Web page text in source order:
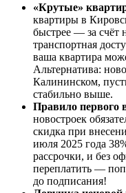
«Крутые»
квартиры в
быстрее — за счёт
транспортная
ваша квартира
Альтернатива:
Калининском,
стабильно выше.
Правило первого
новостроек
скидка при
июля 2025 года
рассрочки, и без
переплатить —
до подписания!